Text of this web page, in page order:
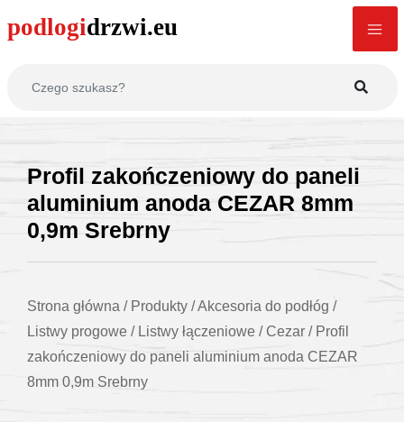
Profil zakończeniowy do paneli
aluminium anoda CEZAR 8mm
0,9m Srebrny
Strona główna / Produkty /Akcesoria do podłóg /
Listwy progowe / Listwy łączeniowe / Cezar / Profil
zakończeniowy do paneli aluminium anoda CEZAR
8mm 0,9m Srebrny